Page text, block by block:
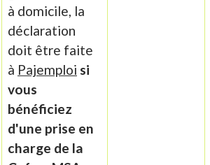
à domicile, la
déclaration
doit être faite
à Pajemploi si
vous
bénéficiez
d'une prise en
charge de la